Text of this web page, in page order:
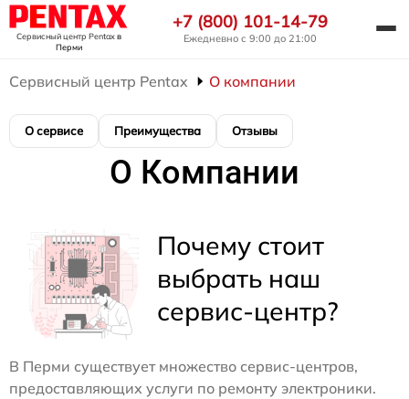
Сервисный центр Pentaxв
Перми
+7 (800) 101-14-79
Ежедневно с 9:00 до 21:00
Сервисный центр Pentax О компании
О сервисе Преимущества Отзывы
О Компании
Почему стоит
выбрать наш
сервис-центр?
В Перми существует множество сервис-центров,
предоставляющих услуги по ремонту электроники.